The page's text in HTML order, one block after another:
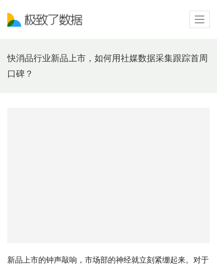
快消品行业新品上市，如何用社媒数据采集跟踪首周
口碑？
新品上市的钟声敲响，市场部的神经就立刻紧绷起来。对于